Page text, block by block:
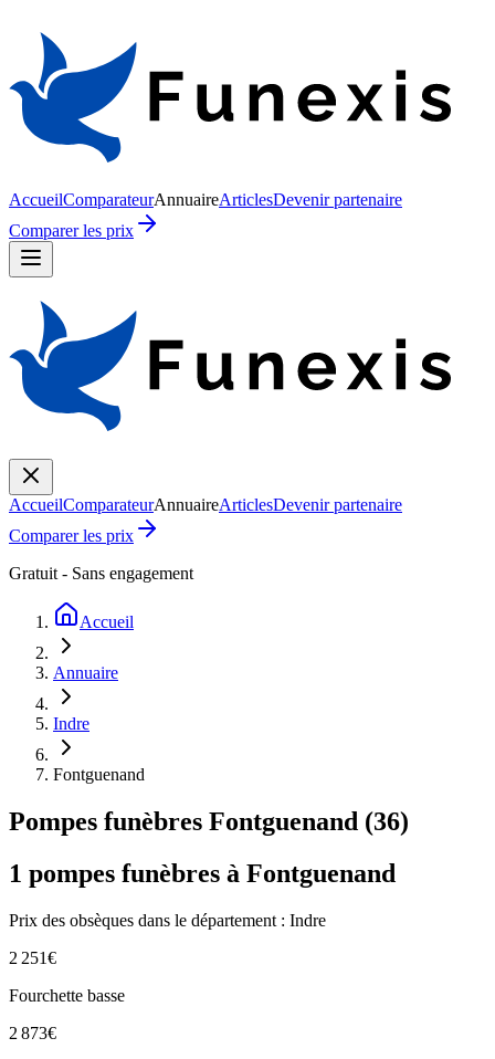
AccueilComparateurAnnuaireArticlesDevenir partenaire
Comparer les prix
AccueilComparateurAnnuaireArticlesDevenir partenaire
Comparer les prix
Gratuit - Sans engagement
Accueil
Annuaire
Indre
Fontguenand
Pompes funèbres Fontguenand (36)
1 pompes funèbres à Fontguenand
Prix des obsèques dans le département : Indre
2 251€
Fourchette basse
2 873€